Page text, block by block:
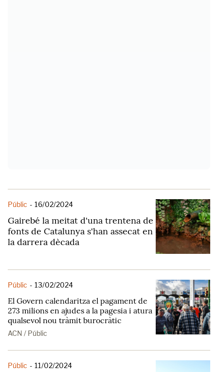
Públic - 16/02/2024
Gairebé la meitat d'una trentena de
fonts de Catalunya s'han assecat en
la darrera dècada
Públic - 13/02/2024
El Govern calendaritza el pagament de
273 milions en ajudes a la pagesia i atura
qualsevol nou tràmit burocràtic
ACN / Públic
Públic - 11/02/2024